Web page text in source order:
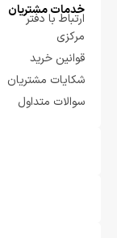
خدمات مشتریان
ارتباط با دفتر
مرکزی
قوانین خرید
شکایات مشتریان
سوالات متداول